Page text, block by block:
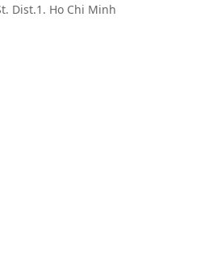
Dist.1. Ho Chi Minh